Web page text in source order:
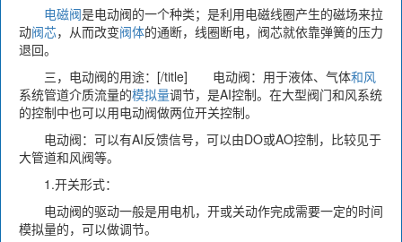
电磁阀是电动阀的一个种类；是利用电磁线圈产生的磁场来拉
动阀芯，从而改变阀体的通断，线圈断电，阀芯就依靠弹簧的压力
退回。
三，电动阀的用途：[/title] 电动阀：用于液体、气体和风
系统管道介质流量的模拟量调节，是AI控制。在大型阀门和风系统
的控制中也可以用电动阀做两位开关控制。
电动阀：可以有AI反馈信号，可以由DO或AO控制，比较见于
大管道和风阀等。
1.开关形式：
电动阀的驱动一般是用电机，开或关动作完成需要一定的时间
模拟量的，可以做调节。